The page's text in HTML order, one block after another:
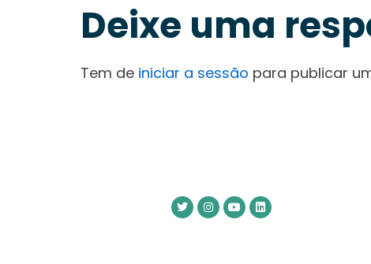
Deixe uma
Tem de iniciar a sessão para publicar